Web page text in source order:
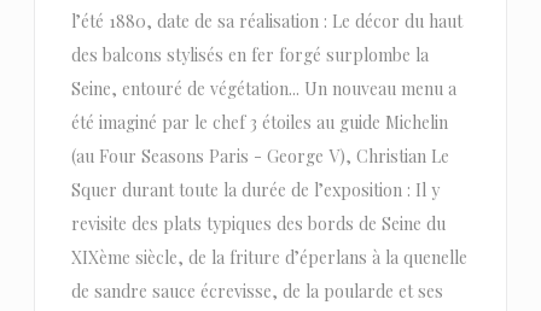
l’été 1880, date de sa réalisation : Le décor du haut
des balcons stylisés en fer forgé surplombe la
Seine, entouré de végétation... Un nouveau menu a
été imaginé par le chef 3 étoiles au guide Michelin
(au Four Seasons Paris - George V), Christian Le
Squer durant toute la durée de l’exposition : Il y
revisite des plats typiques des bords de Seine du
XIXème siècle, de la friture d’éperlans à la quenelle
de sandre sauce écrevisse, de la poularde et ses